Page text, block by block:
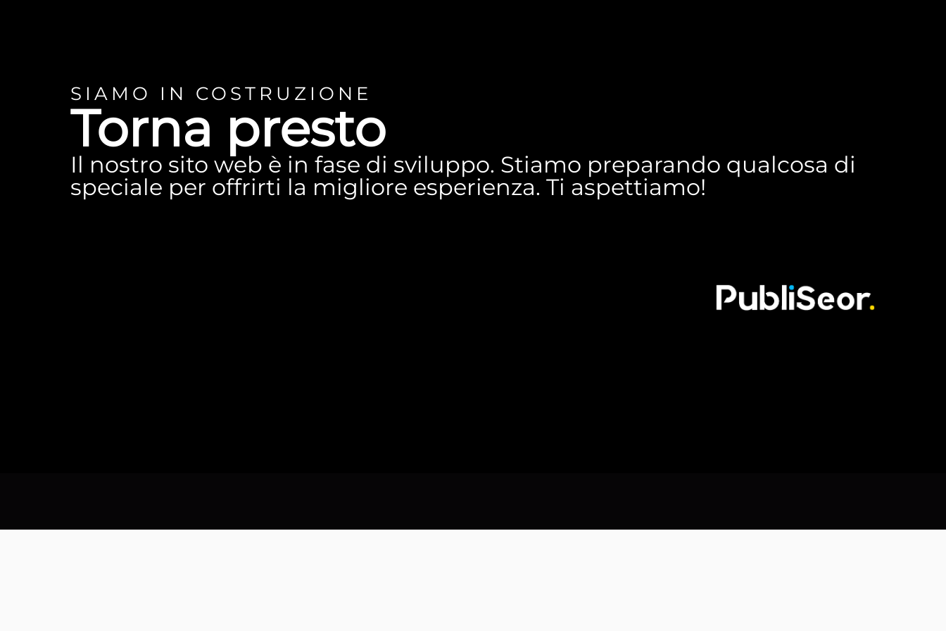
SIAMO IN COSTRUZIONE
Torna presto
Il nostro sito web è in fase di sviluppo. Stiamo preparando qualcosa di
speciale per offrirti la migliore esperienza. Ti aspettiamo!